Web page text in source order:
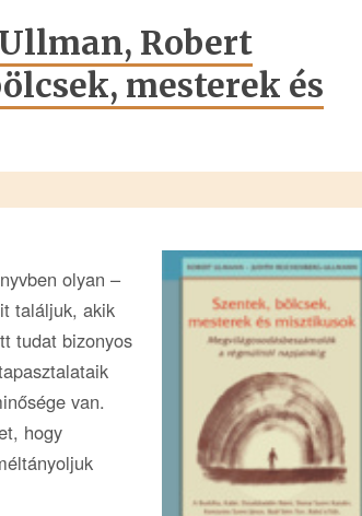
Robert
mesterek és
olyan –
találjuk, akik
tudat bizonyos
van.
hogy